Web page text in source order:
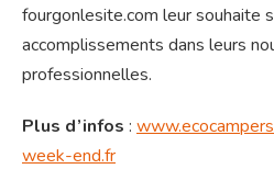
fourgonlesite.com leur souhaite
accomplissements dans leurs
professionnelles.
Plus d’infos :
week-end.fr